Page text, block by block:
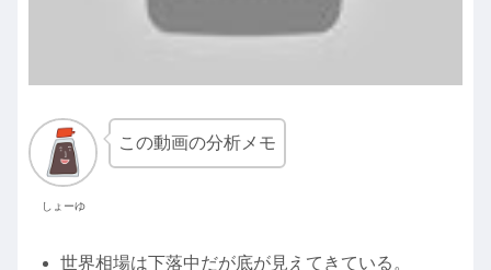
しょーゆ
この動画の分析メモ
世界相場は下落中だが底が見えてきている。